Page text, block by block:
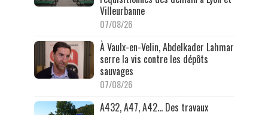
Villeurbanne
07/08/26
À Vaulx-en-Velin, Abdelkader Lahmar
serre la vis contre les dépôts
sauvages
07/08/26
A432, A47, A42… Des travaux